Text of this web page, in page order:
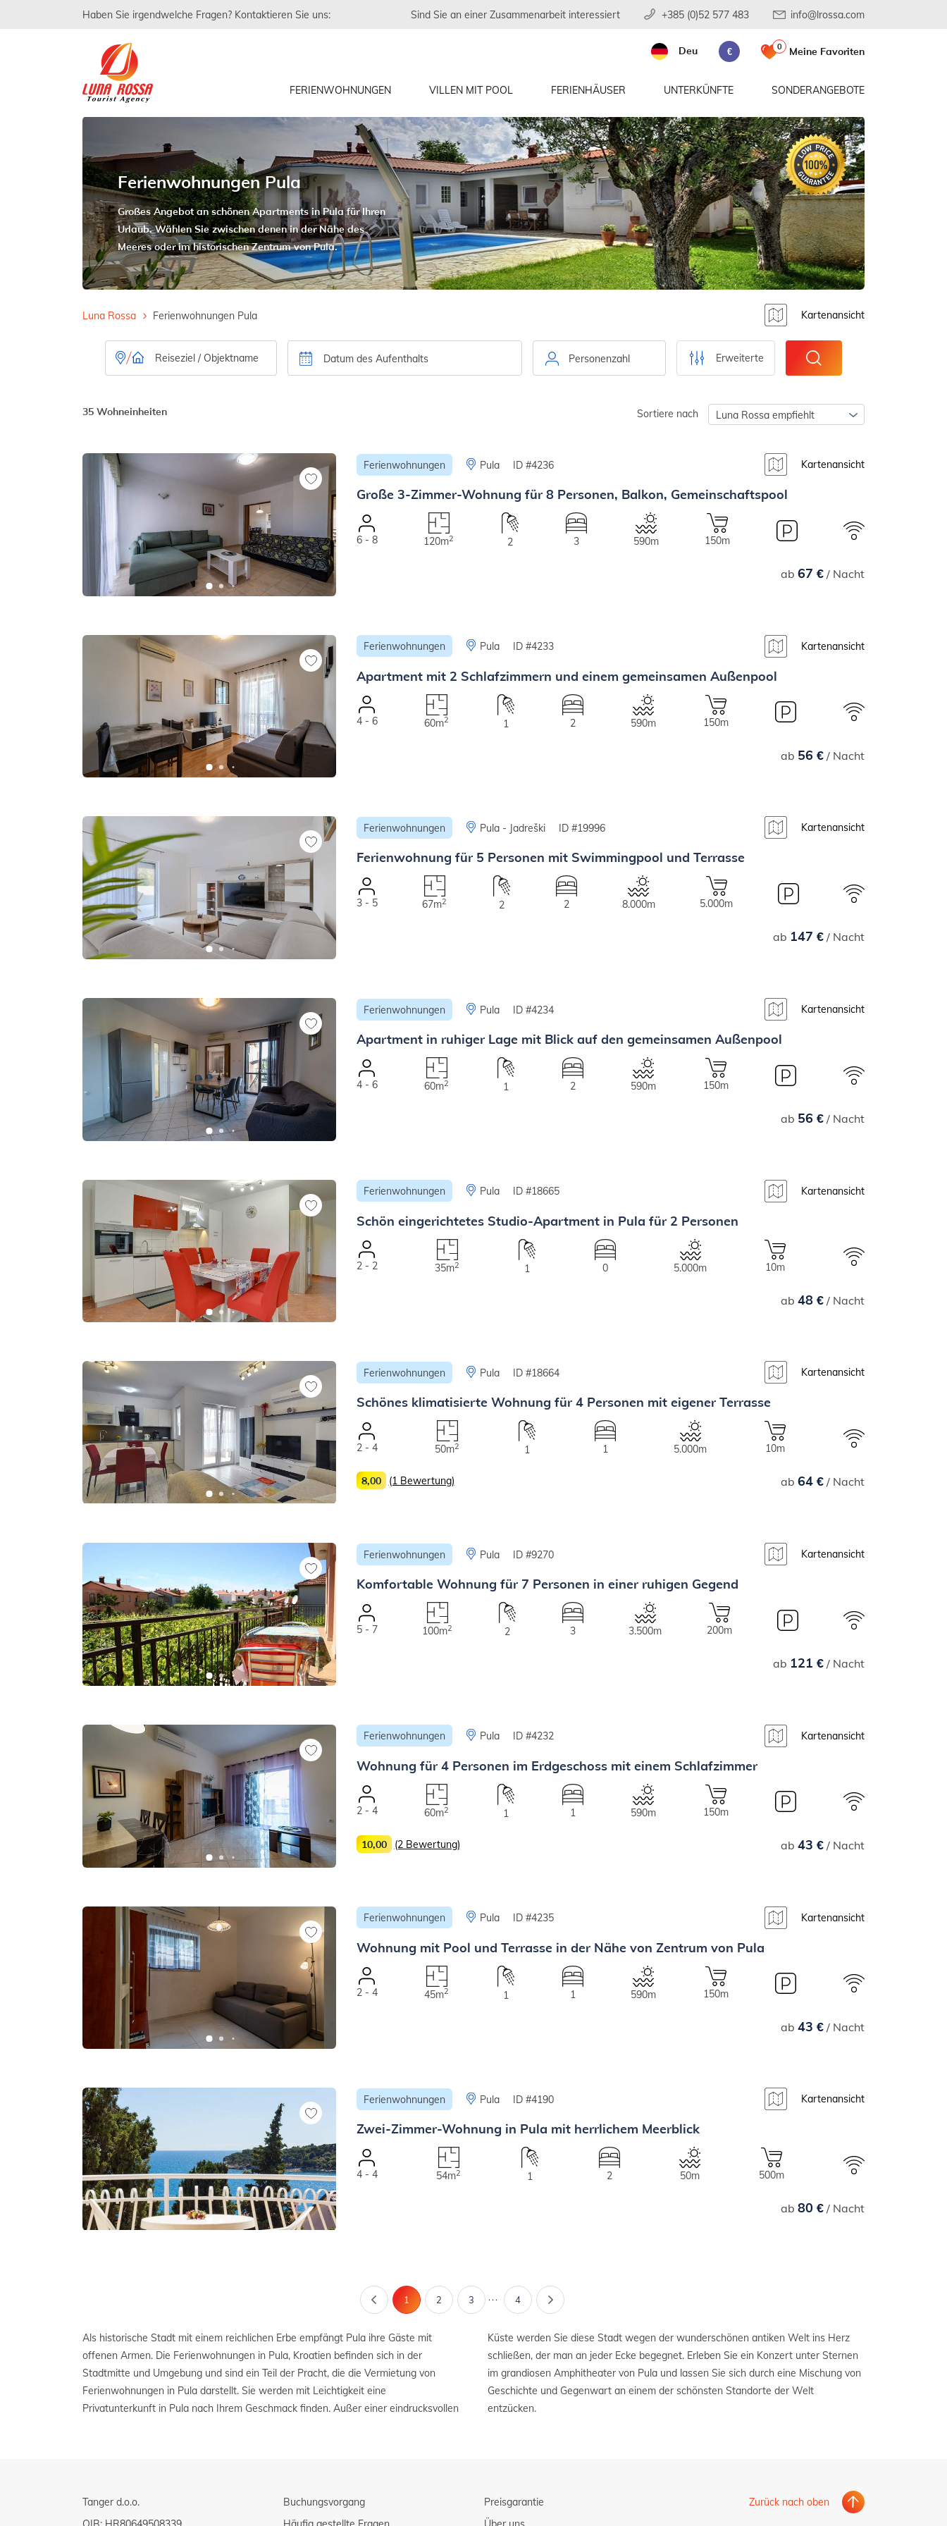
Haben Sie irgendwelche Fragen? Kontaktieren Sie uns: Sind Sie an einer Zusammenarbeit interessiert +385 (0)52 577 483 info@lrossa.com
FERIENWOHNUNGEN VILLEN MIT POOL FERIENHÄUSER UNTERKÜNFTE SONDERANGEBOTE
Deu € 0 Meine Favoriten
Ferienwohnungen Pula
Großes Angebot an schönen Apartments in Pula für Ihren
Urlaub. Wählen Sie zwischen denen in der Nähe des
Meeres oder im historischen Zentrum von Pula.
Luna Rossa Ferienwohnungen Pula Kartenansicht
Personenzahl Erweiterte
35 Wohneinheiten Sortiere nach Luna Rossa empfiehlt
Ferienwohnungen Pula ID #4236 Kartenansicht
Große 3-Zimmer-Wohnung für 8 Personen, Balkon, Gemeinschaftspool
6 - 8 120m2 2 3 590m 150m
ab 67 €/ Nacht
Ferienwohnungen Pula ID #4233 Kartenansicht
Apartment mit 2 Schlafzimmern und einem gemeinsamen Außenpool
4 - 6 60m2 1 2 590m 150m
ab 56 €/ Nacht
Ferienwohnungen Pula - Jadreški ID #19996 Kartenansicht
Ferienwohnung für 5 Personen mit Swimmingpool und Terrasse
3 - 5 67m2 2 2 8.000m 5.000m
ab 147 €/ Nacht
Ferienwohnungen Pula ID #4234 Kartenansicht
Apartment in ruhiger Lage mit Blick auf den gemeinsamen Außenpool
4 - 6 60m2 1 2 590m 150m
ab 56 €/ Nacht
Ferienwohnungen Pula ID #18665 Kartenansicht
Schön eingerichtetes Studio-Apartment in Pula für 2 Personen
2 - 2 35m2 1 0 5.000m 10m
ab 48 €/ Nacht
Ferienwohnungen Pula ID #18664 Kartenansicht
Schönes klimatisierte Wohnung für 4 Personen mit eigener Terrasse
2 - 4 50m2 1 1 5.000m 10m
ab 64 €/ Nacht
8,00 (1 Bewertung)
Ferienwohnungen Pula ID #9270 Kartenansicht
Komfortable Wohnung für 7 Personen in einer ruhigen Gegend
5 - 7 100m2 2 3 3.500m 200m
ab 121 €/ Nacht
Ferienwohnungen Pula ID #4232 Kartenansicht
Wohnung für 4 Personen im Erdgeschoss mit einem Schlafzimmer
2 - 4 60m2 1 1 590m 150m
ab 43 €/ Nacht
10,00 (2 Bewertung)
Ferienwohnungen Pula ID #4235 Kartenansicht
Wohnung mit Pool und Terrasse in der Nähe von Zentrum von Pula
2 - 4 45m2 1 1 590m 150m
ab 43 €/ Nacht
Ferienwohnungen Pula ID #4190 Kartenansicht
Zwei-Zimmer-Wohnung in Pula mit herrlichem Meerblick
4 - 4 54m2 1 2 50m 500m
ab 80 €/ Nacht
1 2 3 ... 4
Als historische Stadt mit einem reichlichen Erbe empfängt Pula ihre Gäste mit
offenen Armen. Die Ferienwohnungen in Pula, Kroatien befinden sich in der
Stadtmitte und Umgebung und sind ein Teil der Pracht, die die Vermietung von
Ferienwohnungen in Pula darstellt. Sie werden mit Leichtigkeit eine
Privatunterkunft in Pula nach Ihrem Geschmack finden. Außer einer eindrucksvollen
Küste werden Sie diese Stadt wegen der wunderschönen antiken Welt ins Herz
schließen, der man an jeder Ecke begegnet. Erleben Sie ein Konzert unter Sternen
im grandiosen Amphitheater von Pula und lassen Sie sich durch eine Mischung von
Geschichte und Gegenwart an einem der schönsten Standorte der Welt
entzücken.
Tanger d.o.o.
Buchungsvorgang
Preisgarantie
Zurück nach oben